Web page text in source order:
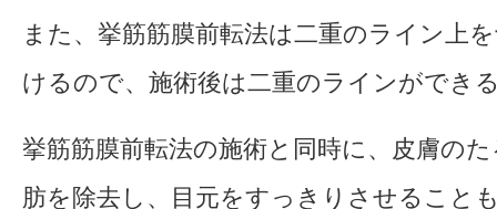
また、挙筋筋膜前転法は二重のライン上
けるので、施術後は二重のラインができ
挙筋筋膜前転法の施術と同時に、皮膚の
肪を除去し、目元をすっきりさせること